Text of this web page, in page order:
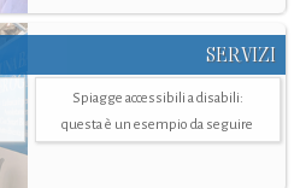
SERVIZI
Spiagge accessibili a disabili:
questa è un esempio da seguire